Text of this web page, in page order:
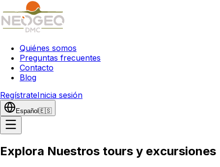
Quiénes somos
Preguntas frecuentes
Contacto
Blog
RegístrateInicia sesión
Español 🇪🇸
Explora Nuestros tours y excursiones